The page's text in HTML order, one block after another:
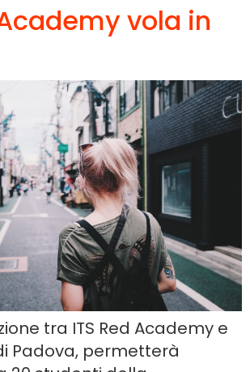
vola in
tra ITS Red Academy e
di Padova, permetterà